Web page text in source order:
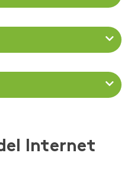
Internet